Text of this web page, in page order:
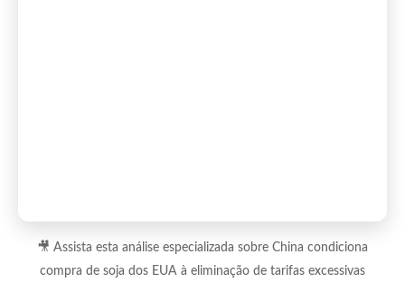
🎥 Assista esta análise especializada sobre China condiciona
compra de soja dos EUA à eliminação de tarifas excessivas